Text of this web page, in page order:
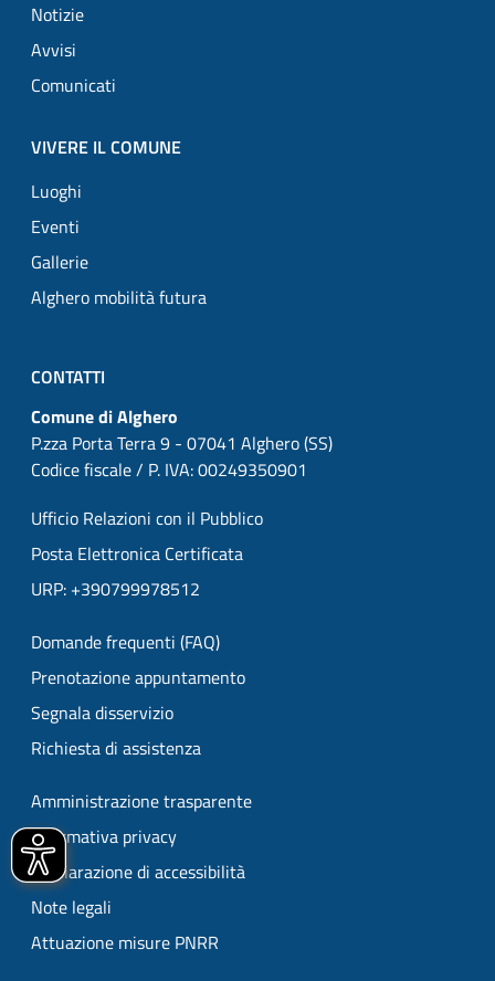
Notizie
Avvisi
Comunicati
VIVERE IL COMUNE
Luoghi
Eventi
Gallerie
Alghero mobilità futura
CONTATTI
Comune di Alghero
P.zza Porta Terra 9 - 07041 Alghero (SS)
Codice fiscale / P. IVA: 00249350901
Ufficio Relazioni con il Pubblico
Posta Elettronica Certificata
URP: +390799978512
Domande frequenti (FAQ)
Prenotazione appuntamento
Segnala disservizio
Richiesta di assistenza
Amministrazione trasparente
Informativa privacy
Dichiarazione di accessibilità
Note legali
Attuazione misure PNRR